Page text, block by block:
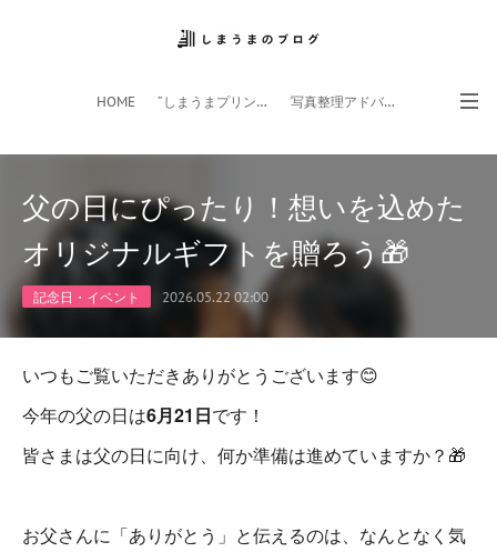
HOME ”しまうまプリント”サイト 写真整理アドバイザー
父の日にぴったり！想いを込めた
オリジナルギフトを贈ろう🎁
記念日・イベント 2026.05.22 02:00
いつもご覧いただきありがとうございます😊
今年の父の日は6月21日です！
皆さまは父の日に向け、何か準備は進めていますか？🎁
お父さんに「ありがとう」と伝えるのは、なんとなく気